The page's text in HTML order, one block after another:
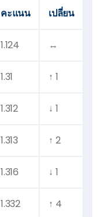
คะแนน เปลี่ยน
1.124 ↔
1.31 ↑ 1
1.312 ↓ 1
1.313 ↑ 2
1.316 ↓ 1
1.332 ↑ 4